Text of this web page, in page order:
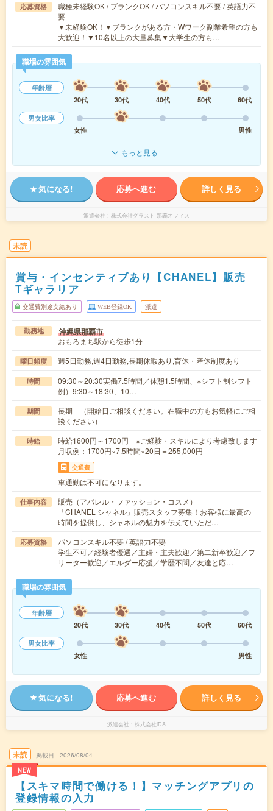
応募資格
職種未経験OK / ブランクOK / パソコンスキル不要 / 英語力不
要
▼未経験OK！▼ブランクがある方・Wワーク副業希望の方も
大歓迎！▼10名以上の大量募集▼大学生の方も…
職場の雰囲気
年齢層
20代
30代 40代 50代
60代
男女比率
女性
男性
もっと見る
気になる! 応募へ進む 詳しく見る
派遣会社 株式会社グラスト 那覇オフィス
未読
賞与・インセンティブあり【CHANEL】販売
Tギャラリア
交通費別途支給あり WEB登録OK 派遣
勤務地 沖縄県那覇市
おもろまち駅から徒歩1分
曜日頻度 週5日勤務,週4日勤務,長期休暇あり,育休・産休制度あり
時間
09:30～20:30実働7.5時間／休憩1.5時間、※シフト制シフト
例）9:30～18:30、10…
期間
長期 （開始日ご相談ください。在職中の方もお気軽にご相
談ください）
時給
時給1600円～1700円 ※ご経験・スキルにより考慮致します
月収例：1700円×7.5時間×20日＝255,000円
交通費
車通勤は不可になります。
仕事内容
販売（アパレル・ファッション・コスメ）
「CHANEL シャネル」販売スタッフ募集！お客様に最高の
時間を提供し、シャネルの魅力を伝えていただ…
応募資格
パソコンスキル不要 / 英語力不要
学生不可／経験者優遇／主婦・主夫歓迎／第二新卒歓迎／フ
リーター歓迎／エルダー応援／学歴不問／友達と応…
職場の雰囲気
年齢層
20代
30代 40代 50代
60代
男女比率
女性
男性
気になる! 応募へ進む 詳しく見る
派遣会社 株式会社iDA
未読
NEW
掲載日 2026/08/04
【スキマ時間で働ける！】マッチングアプリの
登録情報の入力